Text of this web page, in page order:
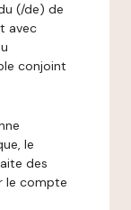
(/de) de
avec
conjoint
le
des
le compte